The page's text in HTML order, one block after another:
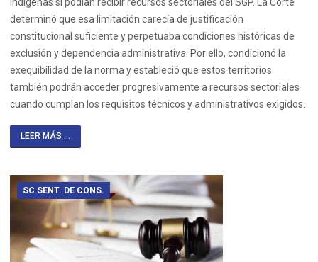
determinó que esa limitación carecía de justificación
constitucional suficiente y perpetuaba condiciones históricas de
exclusión y dependencia administrativa. Por ello, condicionó la
exequibilidad de la norma y estableció que estos territorios
también podrán acceder progresivamente a recursos sectoriales
cuando cumplan los requisitos técnicos y administrativos exigidos.
LEER MÁS ...
SC SENT. DE CONS.